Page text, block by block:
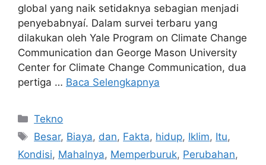
global yang naik setidaknya sebagian menjadi
penyebabnyaí. Dalam survei terbaru yang
dilakukan oleh Yale Program on Climate Change
Communication dan George Mason University
Center for Climate Change Communication, dua
pertiga … Baca Selengkapnya
Kategori
Tekno
Tag
Besar, Biaya, dan, Fakta, hidup, Iklim, Itu,
Kondisi, Mahalnya, Memperburuk, Perubahan,